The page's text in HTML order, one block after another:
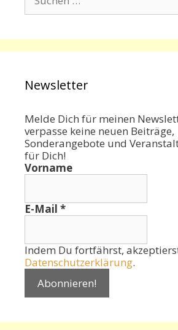
nach:
Newsletter
Melde Dich für meinen
verpasse keine neuen Beiträge,
Sonderangebote und
für Dich!
Vorname
E-Mail *
Indem Du fortfährst,
Datenschutzerklärung.